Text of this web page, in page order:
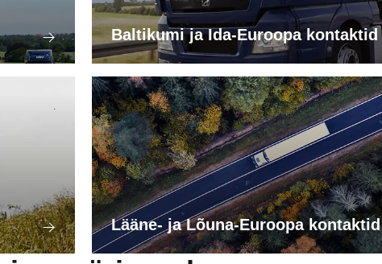
Baltikumi ja Ida-Euroopa kontaktid
Lääne- ja Lõuna-Euroopa kontaktid